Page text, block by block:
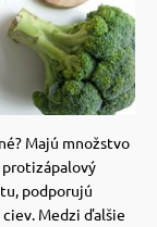
Majú množstvo
podporujú
Medzi ďalšie